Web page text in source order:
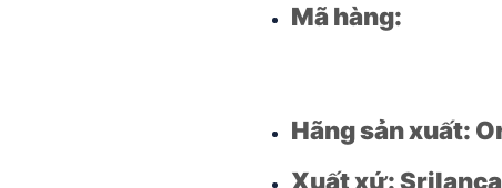
Mã hàng:
Hãng sản xuất:
Xuất xứ: Srilanca